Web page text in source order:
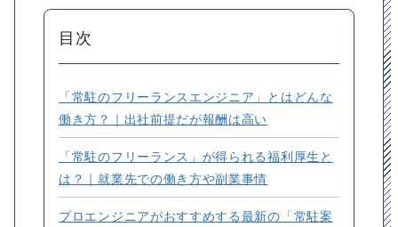
目次
「常駐のフリーランスエンジニア」とはどんな
働き方？｜出社前提だが報酬は高い
「常駐のフリーランス」が得られる福利厚生と
は？｜就業先での働き方や副業事情
プロエンジニアがおすすめする最新の「常駐案